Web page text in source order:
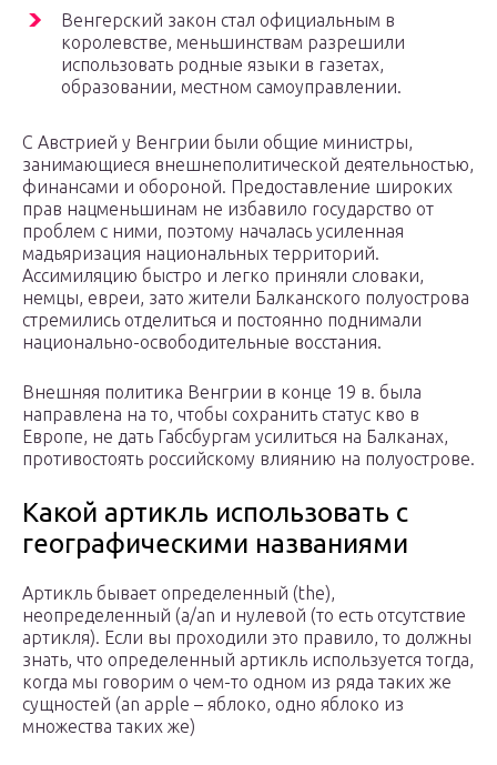
Венгерский закон стал официальным в
королевстве, меньшинствам разрешили
использовать родные языки в газетах,
образовании, местном самоуправлении.
С Австрией у Венгрии были общие министры,
занимающиеся внешнеполитической деятельностью,
финансами и обороной. Предоставление широких
прав нацменьшинам не избавило государство от
проблем с ними, поэтому началась усиленная
мадьяризация национальных территорий.
Ассимиляцию быстро и легко приняли словаки,
немцы, евреи, зато жители Балканского полуострова
стремились отделиться и постоянно поднимали
национально-освободительные восстания.
Внешняя политика Венгрии в конце 19 в. была
направлена на то, чтобы сохранить статус кво в
Европе, не дать Габсбургам усилиться на Балканах,
противостоять российскому влиянию на полуострове.
Какой артикль использовать с
географическими названиями
Артикль бывает определенный (the),
неопределенный (a/an и нулевой (то есть отсутствие
артикля). Если вы проходили это правило, то должны
знать, что определенный артикль используется тогда,
когда мы говорим о чем-то одном из ряда таких же
сущностей (an apple – яблоко, одно яблоко из
множества таких же)